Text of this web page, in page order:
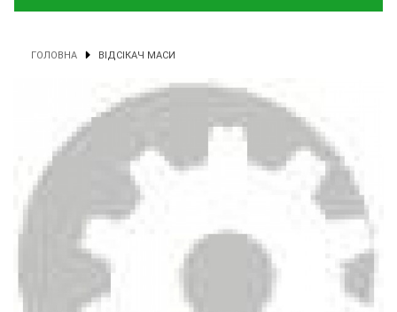
ГОЛОВНА ВІДСІКАЧ МАСИ